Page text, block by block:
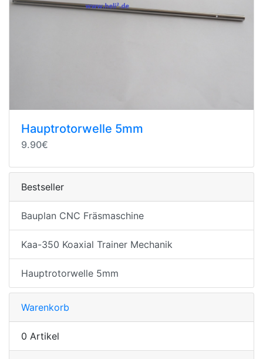
Hauptrotorwelle 5mm
9.90€
Bestseller
Bauplan CNC Fräsmaschine
Kaa-350 Koaxial Trainer Mechanik
Hauptrotorwelle 5mm
Warenkorb
0 Artikel